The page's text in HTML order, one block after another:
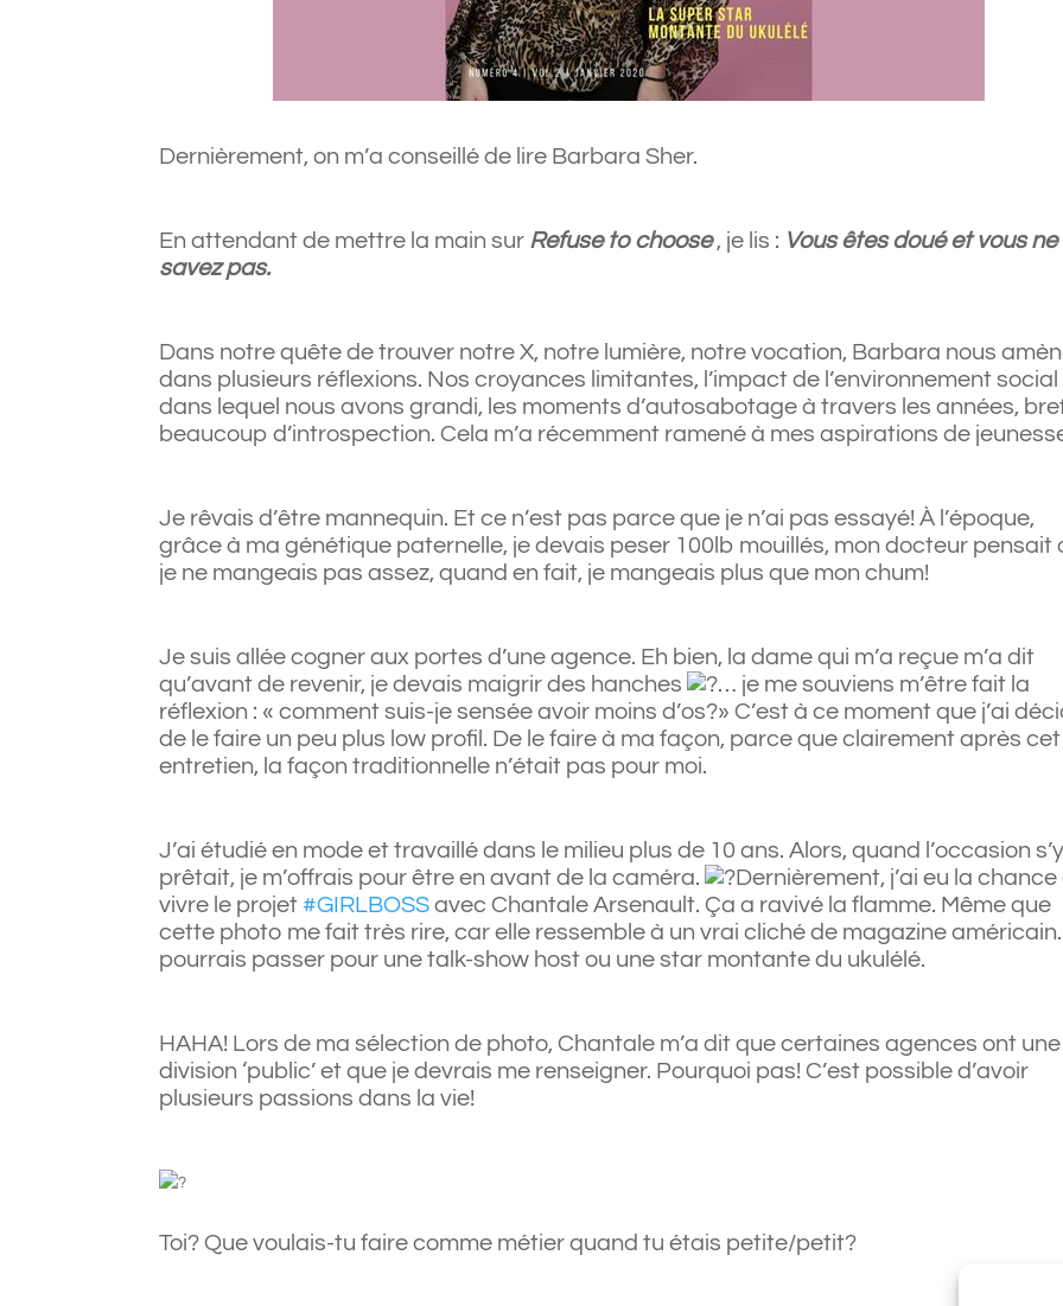
Dernièrement, on m’a conseillé de lire Barbara Sher.
En attendant de mettre la main sur Refuse to choose, je lis : Vous êtes doué et vous ne
savez pas.
Dans notre quête de trouver notre X, notre lumière, notre vocation, Barbara nous
dans plusieurs réflexions. Nos croyances limitantes, l’impact de l’environnement social
dans lequel nous avons grandi, les moments d’autosabotage à travers les années,
beaucoup d’introspection. Cela m’a récemment ramené à mes aspirations de
Je rêvais d’être mannequin. Et ce n’est pas parce que je n’ai pas essayé! À l’époque,
grâce à ma génétique paternelle, je devais peser 100lb mouillés, mon docteur pensait
je ne mangeais pas assez, quand en fait, je mangeais plus que mon chum!
Je suis allée cogner aux portes d’une agence. Eh bien, la dame qui m’a reçue m’a dit
qu’avant de revenir, je devais maigrir des hanches
… je me souviens m’être fait la
réflexion : « comment suis-je sensée avoir moins d’os?» C’est à ce moment que j’ai
de le faire un peu plus low profil. De le faire à ma façon, parce que clairement après cet
entretien, la façon traditionnelle n’était pas pour moi.
J’ai étudié en mode et travaillé dans le milieu plus de 10 ans. Alors, quand l’occasion
prêtait, je m’offrais pour être en avant de la caméra.
Dernièrement, j’ai eu la chance
vivre le projet #GIRLBOSS avec Chantale Arsenault. Ça a ravivé la flamme. Même que
cette photo me fait très rire, car elle ressemble à un vrai cliché de magazine
pourrais passer pour une talk-show host ou une star montante du ukulélé.
HAHA! Lors de ma sélection de photo, Chantale m’a dit que certaines agences ont une
division ‘public’ et que je devrais me renseigner. Pourquoi pas! C’est possible d’avoir
plusieurs passions dans la vie!
Toi? Que voulais-tu faire comme métier quand tu étais petite/petit?